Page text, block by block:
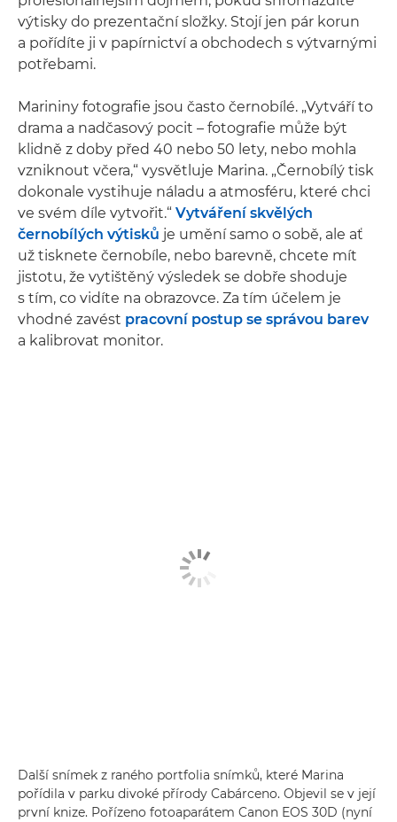
výtisky do prezentační složky. Stojí jen pár korun
a pořídíte ji v papírnictví a obchodech s výtvarnými
potřebami.
Marininy fotografie jsou často černobílé. „Vytváří to
drama a nadčasový pocit – fotografie může být
klidně z doby před 40 nebo 50 lety, nebo mohla
vzniknout včera,“ vysvětluje Marina. „Černobílý tisk
dokonale vystihuje náladu a atmosféru, které chci
ve svém díle vytvořit.“ Vytváření skvělých
černobílých výtisků je umění samo o sobě, ale ať
už tisknete černobíle, nebo barevně, chcete mít
jistotu, že vytištěný výsledek se dobře shoduje
s tím, co vidíte na obrazovce. Za tím účelem je
vhodné zavést pracovní postup se správou barev
a kalibrovat monitor.
Další snímek z raného portfolia snímků, které Marina
pořídila v parku divoké přírody Cabárceno. Objevil se v její
první knize. Pořízeno fotoaparátem Canon EOS 30D (nyní